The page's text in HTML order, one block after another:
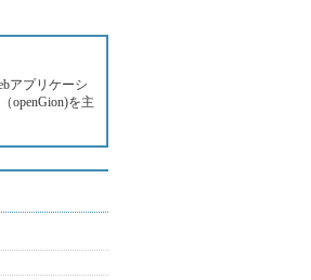
アプリケーシ
openGion)を主